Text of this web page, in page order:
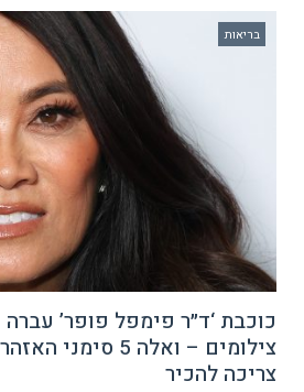
בריאות
כוכבת ‘ד״ר פימפל פופר’
צילומים – ואלה 5
צריכה להכיר